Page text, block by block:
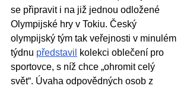
se připravit i na již jednou odložené
Olympijské hry v Tokiu. Český
olympijský tým tak veřejnosti v minulém
týdnu představil
kolekci oblečení pro
sportovce, s níž chce „ohromit celý
svět“. Úvaha odpovědných osob z